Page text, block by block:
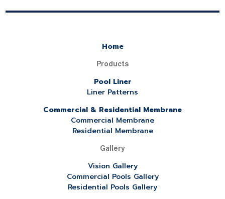
Home
Products
Pool Liner
Liner Patterns
Commercial & Residential Membrane
Commercial Membrane
Residential Membrane
Gallery
Vision Gallery
Commercial Pools Gallery
Residential Pools Gallery